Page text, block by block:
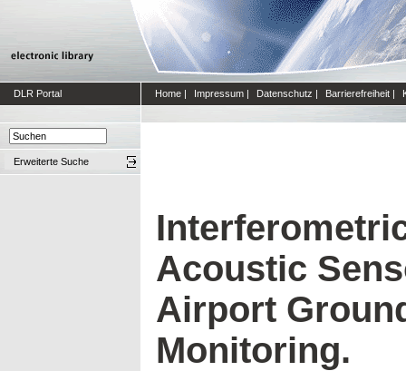
DLR Portal Home | Impressum | Datenschutz | Barrierefreiheit |
Erweiterte Suche
Acoustic
Airport
Monitoring.